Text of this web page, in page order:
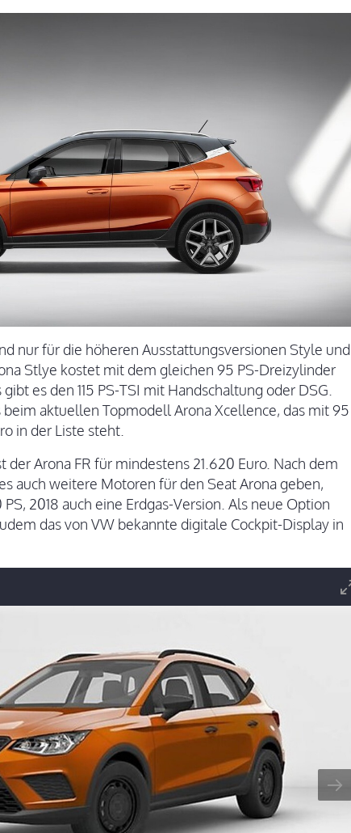
nur für die höheren Ausstattungsversionen Style und
Stlye kostet mit dem gleichen 95 PS-Dreizylinder
es den 115 PS-TSI mit Handschaltung oder DSG.
aktuellen Topmodell Arona Xcellence, das mit 95
in der Liste steht.
Arona FR für mindestens 21.620 Euro. Nach dem
auch weitere Motoren für den Seat Arona geben,
2018 auch eine Erdgas-Version. Als neue Option
das von VW bekannte digitale Cockpit-Display in